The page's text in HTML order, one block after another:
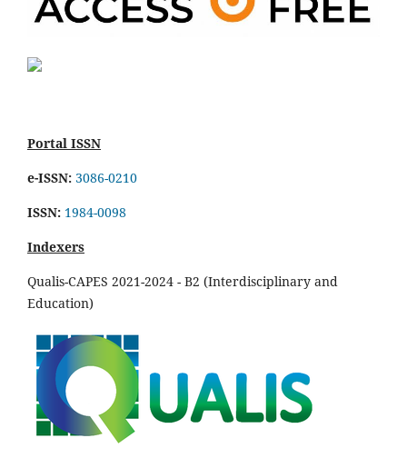
Portal ISSN
e-ISSN: 3086-0210
ISSN: 1984-0098
Indexers
Qualis-CAPES 2021-2024 - B2 (Interdisciplinary and
Education)